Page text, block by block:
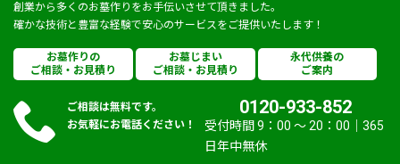
創業から多くのお墓作りをお手伝いさせて頂きました。
確かな技術と豊富な経験で安心のサービスをご提供いたします！
お墓作りの
ご相談・お見積り
お墓じまい
ご相談・お見積り
永代供養の
ご案内
ご相談は無料です。
お気軽にお電話ください！
0120-933-852
受付時間 9：00 〜 20：00｜365
日年中無休